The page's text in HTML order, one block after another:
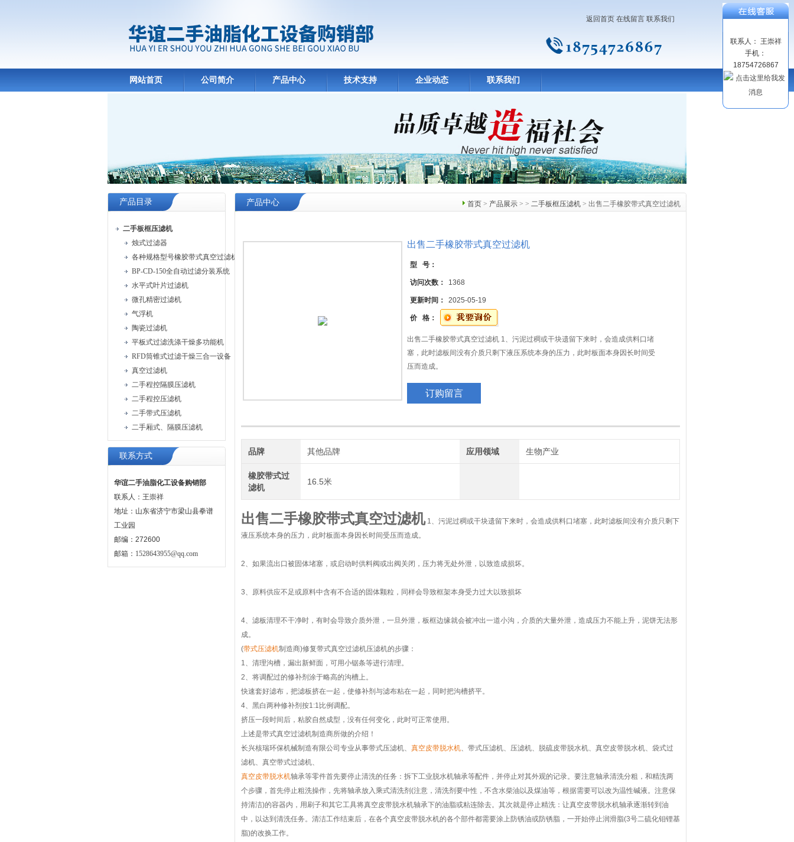
返回首页 在线留言 联系我们
网站首页 公司简介 产品中心 技术支持 企业动态 联系我们
产品目录
二手板框压滤机
烛式过滤器
各种规格型号橡胶带式真空过滤机
BP-CD-150全自动过滤分装系统
水平式叶片过滤机
微孔精密过滤机
气浮机
陶瓷过滤机
平板式过滤洗涤干燥多功能机
RFD筒锥式过滤干燥三合一设备
真空过滤机
二手程控隔膜压滤机
二手程控压滤机
二手带式压滤机
二手厢式、隔膜压滤机
联系方式
华谊二手油脂化工设备购销部
联系人：王崇祥
地址：山东省济宁市梁山县拳谱
工业园
邮编：272600
邮箱： 1528643955@qq.com
首页 > 产品展示 > > 二手板框压滤机 > 出售二手橡胶带式真空过滤机
产品中心
出售二手橡胶带式真空过滤机
型 号：
访问次数： 1368
更新时间： 2025-05-19
价 格：
出售二手橡胶带式真空过滤机 1、污泥过稠或干块遗留下来时，会造成供料口堵
塞，此时滤板间没有介质只剩下液压系统本身的压力，此时板面本身因长时间受
压而造成。
2、如果流出口被固体堵塞，或启动时供料阀或出阀关闭，压力将无处外泄，以
订购留言
品牌 其他品牌 应用领域 生物产业
橡胶带式过
滤机
16.5米
出售二手橡胶带式真空过滤机1、污泥过稠或干块遗留下来时，会造成供料口堵塞，此时滤板间没有介质只剩下
液压系统本身的压力，此时板面本身因长时间受压而造成。
2、如果流出口被固体堵塞，或启动时供料阀或出阀关闭，压力将无处外泄，以致造成损坏。
3、原料供应不足或原料中含有不合适的固体颗粒，同样会导致框架本身受力过大以致损坏
4、滤板清理不干净时，有时会导致介质外泄，一旦外泄，板框边缘就会被冲出一道小沟，介质的大量外泄，造成压力不能上升，泥饼无法形
成。
(带式压滤机制造商)修复带式真空过滤机压滤机的步骤：
1、清理沟槽，漏出新鲜面，可用小锯条等进行清理。
2、将调配过的修补剂涂于略高的沟槽上。
快速套好滤布，把滤板挤在一起，使修补剂与滤布粘在一起，同时把沟槽挤平。
4、黑白两种修补剂按1:1比例调配。
挤压一段时间后，粘胶自然成型，没有任何变化，此时可正常使用。
上述是带式真空过滤机制造商所做的介绍！
长兴核瑞环保机械制造有限公司专业从事带式压滤机、 真空皮带脱水机、带式压滤机、压滤机、脱硫皮带脱水机、真空皮带脱水机、袋式过
滤机、真空带式过滤机、
真空皮带脱水机轴承等零件首先要停止清洗的任务：拆下工业脱水机轴承等配件，并停止对其外观的记录。要注意轴承清洗分粗，和精洗两
个步骤，首先停止粗洗操作，先将轴承放入乘式清洗剂(注意，清洗剂要中性，不含水柴油以及煤油等，根据需要可以改为温性碱液。注意保
持清洁)的容器内，用刷子和其它工具将真空皮带脱水机轴承下的油脂或粘连除去。其次就是停止精洗：让真空皮带脱水机轴承逐渐转到油
中，以达到清洗任务。清洁工作结束后，在各个真空皮带脱水机的各个部件都需要涂上防锈油或防锈脂，一开始停止润滑脂(3号二硫化钼锂基
脂)的改换工作。
联系人： 王崇祥
手机：
18754726867